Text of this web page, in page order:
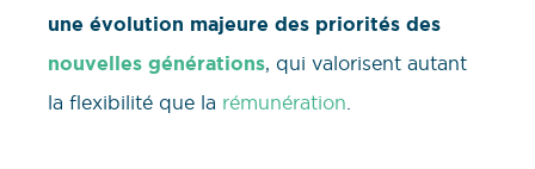
une évolution majeure des priorités des
nouvelles générations, qui valorisent autant
la flexibilité que la rémunération.